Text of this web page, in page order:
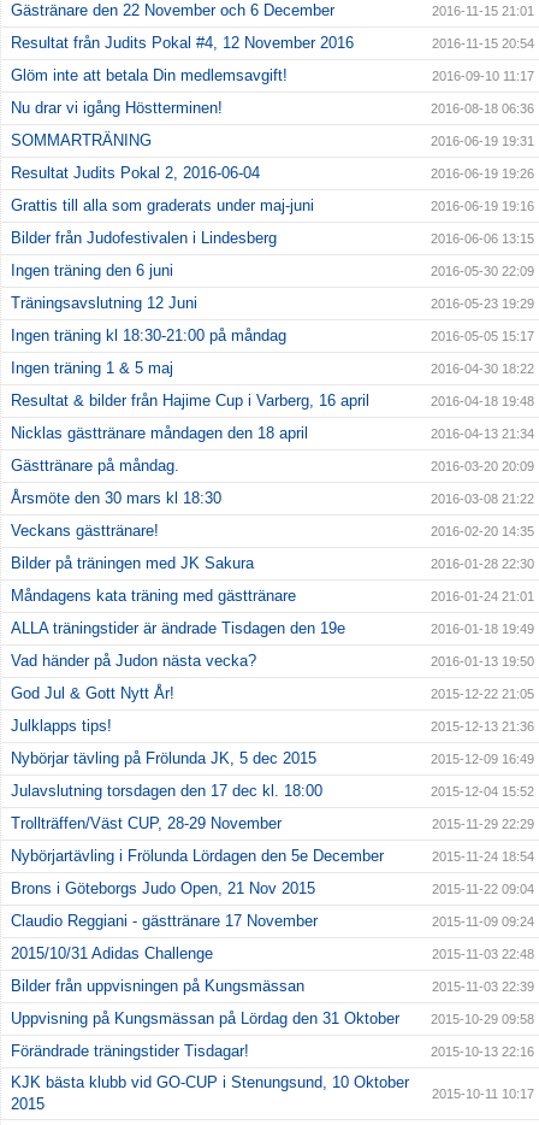
Gästränare den 22 November och 6 December 2016-11-15 21:01
Resultat från Judits Pokal #4, 12 November 2016 2016-11-15 20:54
Glöm inte att betala Din medlemsavgift! 2016-09-10 11:17
Nu drar vi igång Höstterminen! 2016-08-18 06:36
SOMMARTRÄNING 2016-06-19 19:31
Resultat Judits Pokal 2, 2016-06-04 2016-06-19 19:26
Grattis till alla som graderats under maj-juni 2016-06-19 19:16
Bilder från Judofestivalen i Lindesberg 2016-06-06 13:15
Ingen träning den 6 juni 2016-05-30 22:09
Träningsavslutning 12 Juni 2016-05-23 19:29
Ingen träning kl 18:30-21:00 på måndag 2016-05-05 15:17
Ingen träning 1 & 5 maj 2016-04-30 18:22
Resultat & bilder från Hajime Cup i Varberg, 16 april 2016-04-18 19:48
Nicklas gästtränare måndagen den 18 april 2016-04-13 21:34
Gästtränare på måndag. 2016-03-20 20:09
Årsmöte den 30 mars kl 18:30 2016-03-08 21:22
Veckans gästtränare! 2016-02-20 14:35
Bilder på träningen med JK Sakura 2016-01-28 22:30
Måndagens kata träning med gästtränare 2016-01-24 21:01
ALLA träningstider är ändrade Tisdagen den 19e 2016-01-18 19:49
Vad händer på Judon nästa vecka? 2016-01-13 19:50
God Jul & Gott Nytt År! 2015-12-22 21:05
Julklapps tips! 2015-12-13 21:36
Nybörjar tävling på Frölunda JK, 5 dec 2015 2015-12-09 16:49
Julavslutning torsdagen den 17 dec kl. 18:00 2015-12-04 15:52
Trollträffen/Väst CUP, 28-29 November 2015-11-29 22:29
Nybörjartävling i Frölunda Lördagen den 5e December 2015-11-24 18:54
Brons i Göteborgs Judo Open, 21 Nov 2015 2015-11-22 09:04
Claudio Reggiani - gästtränare 17 November 2015-11-09 09:24
2015/10/31 Adidas Challenge 2015-11-03 22:48
Bilder från uppvisningen på Kungsmässan 2015-11-03 22:39
Uppvisning på Kungsmässan på Lördag den 31 Oktober 2015-10-29 09:58
Förändrade träningstider Tisdagar! 2015-10-13 22:16
KJK bästa klubb vid GO-CUP i Stenungsund, 10 Oktober
2015
2015-10-11 10:17